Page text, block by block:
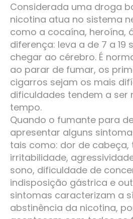
Considerada uma droga
nicotina atua no sistema
como a cocaína, heroína,
diferença: leva a de 7 a 19
chegar ao cérebro. É
ao parar de fumar, os
cigarros sejam os mais
dificuldades tendem a ser
tempo.
Quando o fumante para
apresentar alguns
tais como: dor de cabeça,
irritabilidade,
sono, dificuldade de
indisposição gástrica e
sintomas caracterizam a
abstinência da nicotina,